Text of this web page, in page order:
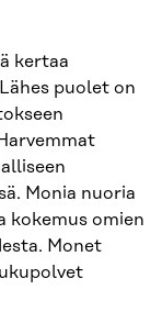
kertaa
puolet on
Monia nuoria
kokemus omien
Monet